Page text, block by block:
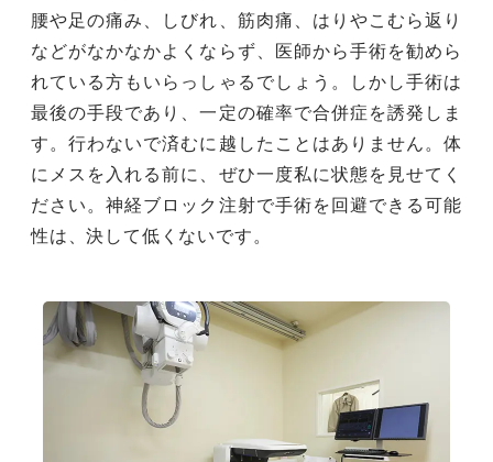
腰や足の痛み、しびれ、筋肉痛、はりやこむら返り
などがなかなかよくならず、医師から手術を勧めら
れている方もいらっしゃるでしょう。しかし手術は
最後の手段であり、一定の確率で合併症を誘発しま
す。行わないで済むに越したことはありません。体
にメスを入れる前に、ぜひ一度私に状態を見せてく
ださい。神経ブロック注射で手術を回避できる可能
性は、決して低くないです。